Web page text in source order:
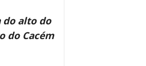
do alto do
do Cacém